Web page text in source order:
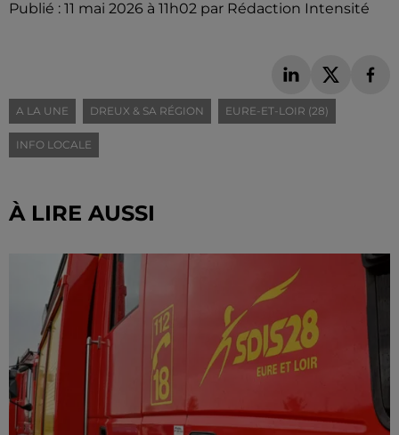
Publié : 11 mai 2026 à 11h02 par Rédaction Intensité
A LA UNE DREUX & SA RÉGION EURE-ET-LOIR (28)
INFO LOCALE
À LIRE AUSSI